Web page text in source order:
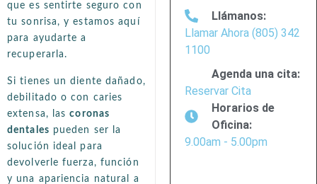
que es sentirte seguro con
tu sonrisa, y estamos aquí
para ayudarte a
recuperarla.
Si tienes un diente dañado,
debilitado o con caries
extensa, lascoronas
dentales pueden ser la
solución ideal para
devolverle fuerza, función
y una apariencia natural a
Llámanos:
Llamar Ahora (805) 342
1100
Agenda una cita:
Reservar Cita
Horarios de
Oficina:
9.00am - 5.00pm